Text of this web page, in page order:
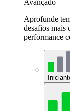
Avançado
Aprofunde
desafios mais
performance